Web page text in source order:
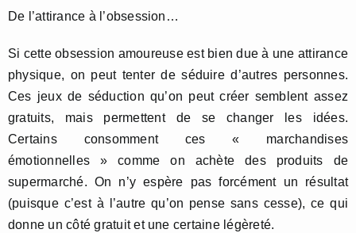
De l’attirance à l’obsession…
Si cette obsession amoureuse est bien due à une attirance
physique, on peut tenter de séduire d’autres personnes.
Ces jeux de séduction qu’on peut créer semblent assez
gratuits, mais permettent de se changer les idées.
Certains consomment ces « marchandises
émotionnelles » comme on achète des produits de
supermarché. On n’y espère pas forcément un résultat
(puisque c’est à l’autre qu’on pense sans cesse), ce qui
donne un côté gratuit et une certaine légèreté.